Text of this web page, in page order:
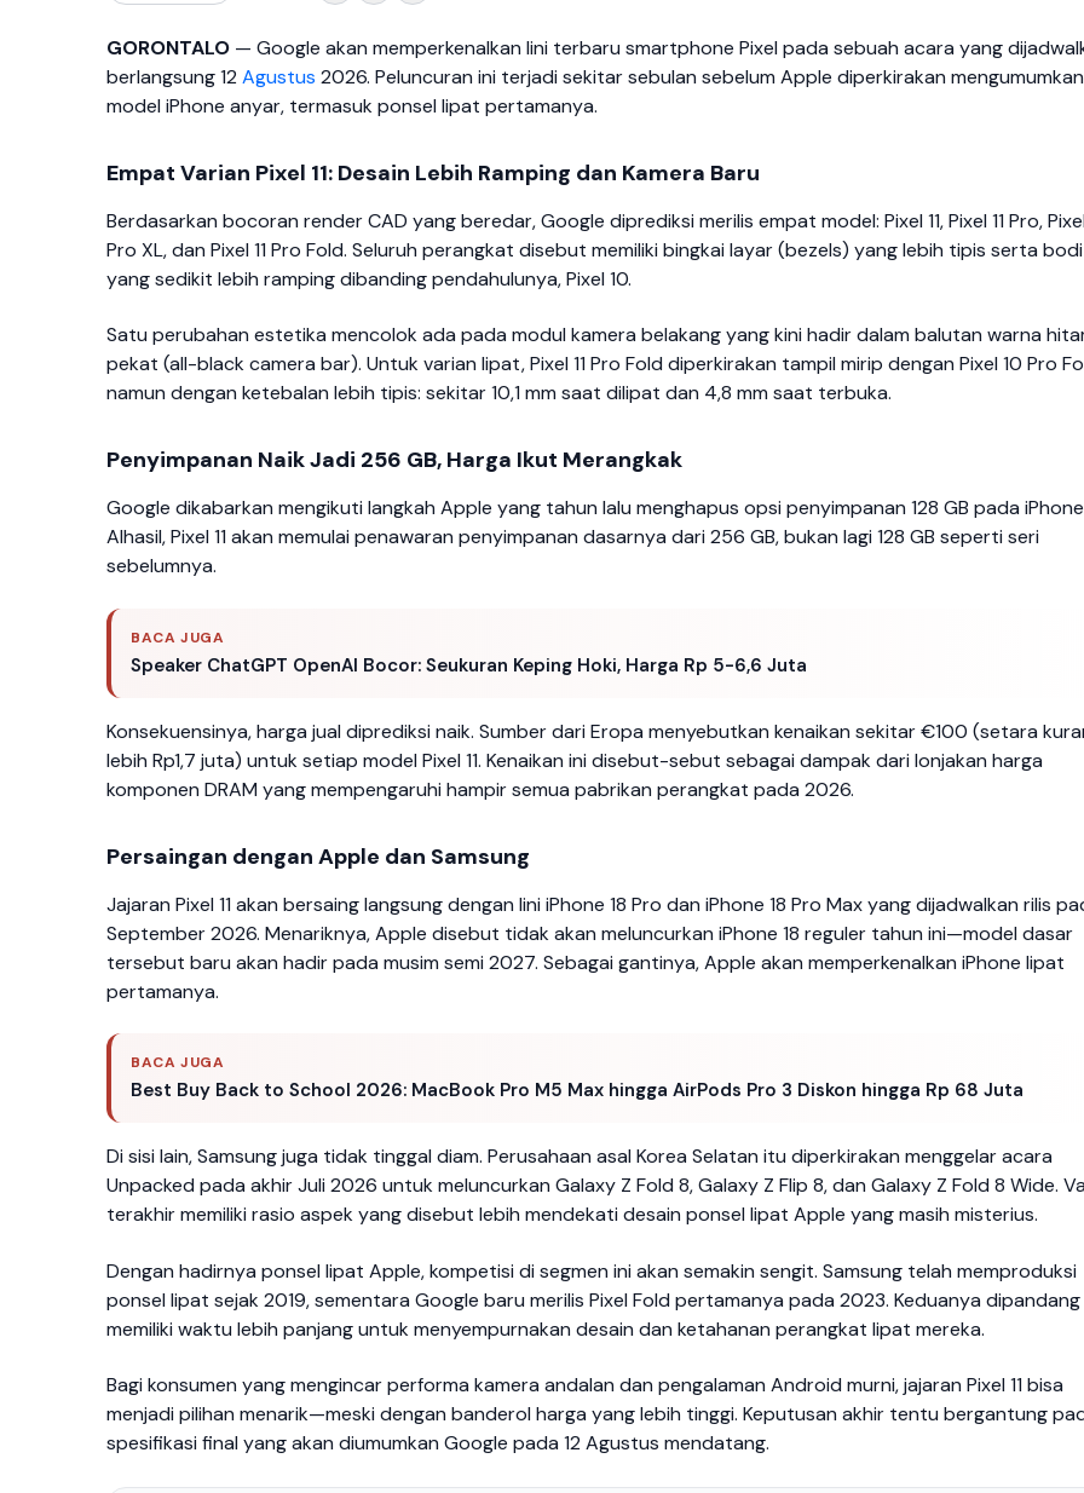
GORONTALO — Google akan memperkenalkan lini terbaru smartphone Pixel pada sebuah acara yang
berlangsung 12 Agustus 2026. Peluncuran ini terjadi sekitar sebulan sebelum Apple diperkirakan mengumumkan
model iPhone anyar, termasuk ponsel lipat pertamanya.
Empat Varian Pixel 11: Desain Lebih Ramping dan Kamera Baru
Berdasarkan bocoran render CAD yang beredar, Google diprediksi merilis empat model: Pixel 11, Pixel 11 Pro, Pixel
Pro XL, dan Pixel 11 Pro Fold. Seluruh perangkat disebut memiliki bingkai layar (bezels) yang lebih tipis serta bodi
yang sedikit lebih ramping dibanding pendahulunya, Pixel 10.
Satu perubahan estetika mencolok ada pada modul kamera belakang yang kini hadir dalam balutan warna
pekat (all-black camera bar). Untuk varian lipat, Pixel 11 Pro Fold diperkirakan tampil mirip dengan Pixel 10 Pro
namun dengan ketebalan lebih tipis: sekitar 10,1 mm saat dilipat dan 4,8 mm saat terbuka.
Penyimpanan Naik Jadi 256 GB, Harga Ikut Merangkak
Google dikabarkan mengikuti langkah Apple yang tahun lalu menghapus opsi penyimpanan 128 GB pada iPhone
Alhasil, Pixel 11 akan memulai penawaran penyimpanan dasarnya dari 256 GB, bukan lagi 128 GB seperti seri
sebelumnya.
BACA JUGA
Speaker ChatGPT OpenAI Bocor: Seukuran Keping Hoki, Harga Rp 5-6,6 Juta
Konsekuensinya, harga jual diprediksi naik. Sumber dari Eropa menyebutkan kenaikan sekitar €100 (setara
lebih Rp1,7 juta) untuk setiap model Pixel 11. Kenaikan ini disebut-sebut sebagai dampak dari lonjakan harga
komponen DRAM yang mempengaruhi hampir semua pabrikan perangkat pada 2026.
Persaingan dengan Apple dan Samsung
Jajaran Pixel 11 akan bersaing langsung dengan lini iPhone 18 Pro dan iPhone 18 Pro Max yang dijadwalkan rilis
September 2026. Menariknya, Apple disebut tidak akan meluncurkan iPhone 18 reguler tahun ini—model dasar
tersebut baru akan hadir pada musim semi 2027. Sebagai gantinya, Apple akan memperkenalkan iPhone lipat
pertamanya.
BACA JUGA
Best Buy Back to School 2026: MacBook Pro M5 Max hingga AirPods Pro 3 Diskon hingga Rp 68 Juta
Di sisi lain, Samsung juga tidak tinggal diam. Perusahaan asal Korea Selatan itu diperkirakan menggelar acara
Unpacked pada akhir Juli 2026 untuk meluncurkan Galaxy Z Fold 8, Galaxy Z Flip 8, dan Galaxy Z Fold 8 Wide.
terakhir memiliki rasio aspek yang disebut lebih mendekati desain ponsel lipat Apple yang masih misterius.
Dengan hadirnya ponsel lipat Apple, kompetisi di segmen ini akan semakin sengit. Samsung telah memproduksi
ponsel lipat sejak 2019, sementara Google baru merilis Pixel Fold pertamanya pada 2023. Keduanya dipandang
memiliki waktu lebih panjang untuk menyempurnakan desain dan ketahanan perangkat lipat mereka.
Bagi konsumen yang mengincar performa kamera andalan dan pengalaman Android murni, jajaran Pixel 11 bisa
menjadi pilihan menarik—meski dengan banderol harga yang lebih tinggi. Keputusan akhir tentu bergantung
spesifikasi final yang akan diumumkan Google pada 12 Agustus mendatang.